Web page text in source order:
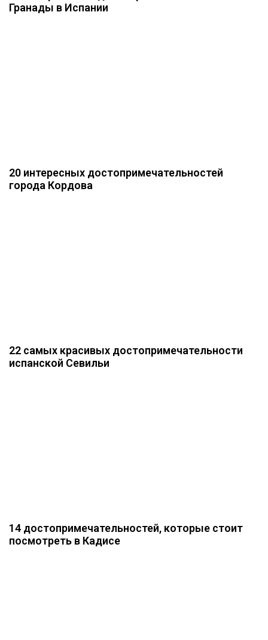
Гранады в Испании
20 интересных достопримечательностей
города Кордова
22 самых красивых достопримечательности
испанской Севильи
14 достопримечательностей, которые стоит
посмотреть в Кадисе